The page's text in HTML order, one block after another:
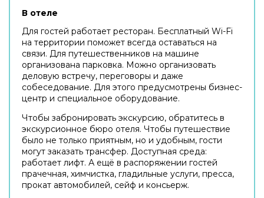
В отеле
Для гостей работает ресторан. Бесплатный Wi-Fi
на территории поможет всегда оставаться на
связи. Для путешественников на машине
организована парковка. Можно организовать
деловую встречу, переговоры и даже
собеседование. Для этого предусмотрены бизнес-
центр и специальное оборудование.
Чтобы забронировать экскурсию, обратитесь в
экскурсионное бюро отеля. Чтобы путешествие
было не только приятным, но и удобным, гости
могут заказать трансфер. Доступная среда:
работает лифт. А ещё в распоряжении гостей
прачечная, химчистка, гладильные услуги, пресса,
прокат автомобилей, сейф и консьерж.